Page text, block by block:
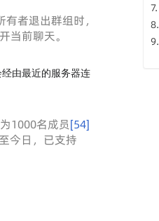
者退出群组时，
当前聊天。
由最近的服务器连
1000名成员[54]
今日，已支持